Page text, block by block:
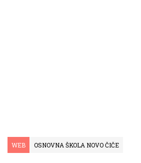
WEB OSNOVNA ŠKOLA NOVO ČIČE